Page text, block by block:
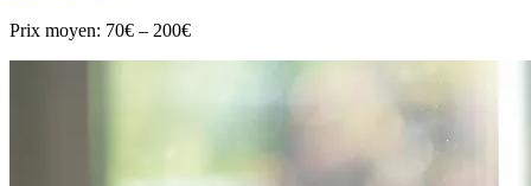
Prix moyen: 70€ – 200€